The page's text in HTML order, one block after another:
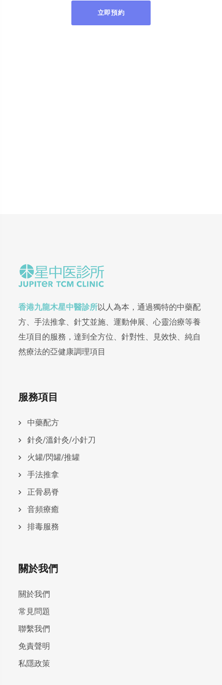
立即預約
香港九龍木星中醫診所以人為本，通過獨特的中藥配
方、手法推拿、針艾並施、運動伸展、心靈治療等養
生項目的服務，達到全方位、針對性、見效快、純自
然療法的亞健康調理項目
服務項目
中藥配方
針灸/溫針灸/小針刀
火罐/閃罐/推罐
手法推拿
正骨易脊
⾳頻療癒
排毒服務
關於我們
關於我們
常見問題
聯繫我們
免責聲明
私隱政策